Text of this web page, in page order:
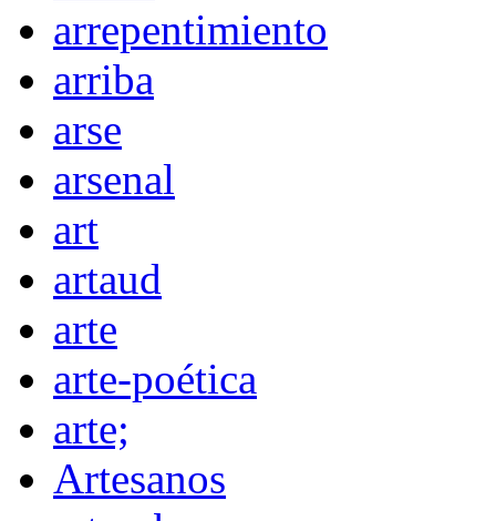
arrepentimiento
arriba
arse
arsenal
art
artaud
arte
arte-poética
arte;
Artesanos